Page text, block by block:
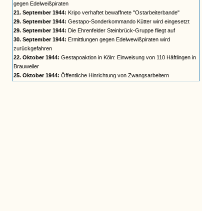
gegen Edelweißpiraten
21. September 1944: Kripo verhaftet bewaffnete "Ostarbeiterbande"
29. September 1944: Gestapo-Sonderkommando Kütter wird eingesetzt
29. September 1944: Die Ehrenfelder Steinbrück-Gruppe fliegt auf
30. September 1944: Ermittlungen gegen Edelwewißpiraten wird
zurückgefahren
22. Oktober 1944: Gestapoaktion in Köln: Einweisung von 110 Häftlingen in
Brauweiler
25. Oktober 1944: Öffentliche Hinrichtung von Zwangsarbeitern